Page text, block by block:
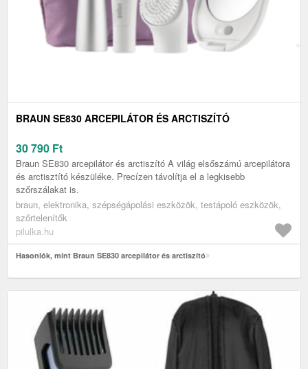
BRAUN SE830 ARCEPILÁTOR ÉS ARCTISZÍTÓ
30 790 Ft
Braun SE830 arcepilátor és arctiszító A világ elsőszámú arcepilátora
és arctisztító készüléke. Precízen távolítja el a legkisebb
szőrszálakat is.
braun, elektronika, szépségápolási eszközök, testápoló eszközök,
szőrtelenítők
pilulka.hu
Hasonlók, mint Braun SE830 arcepilátor és arctiszító